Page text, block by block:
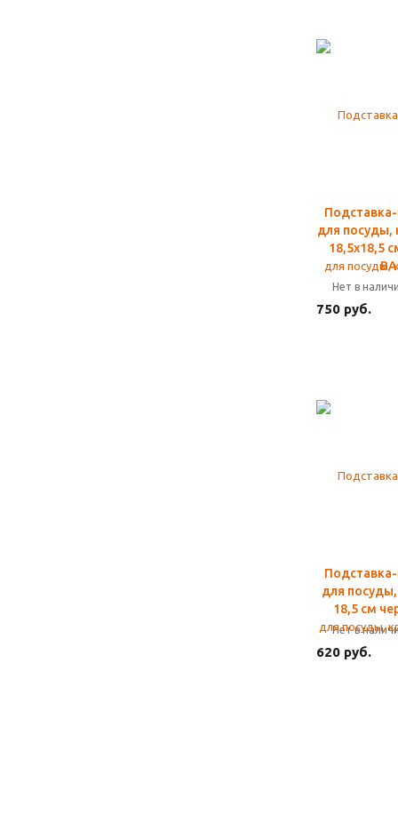
для посуды,
18,5х18,5
Нет в
750 руб.
для посуды,
18,5 см
Нет в
620 руб.